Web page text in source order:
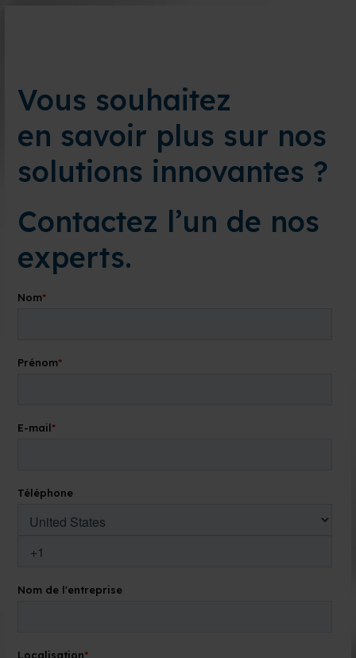
Vous souhaitez
en savoir plus sur nos
solutions innovantes ?
Contactez l’un de nos
experts.